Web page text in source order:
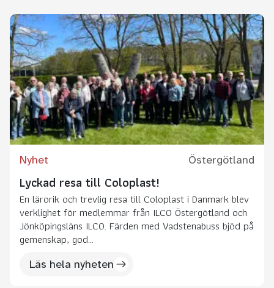
Nyhet Östergötland
Lyckad resa till Coloplast!
En lärorik och trevlig resa till Coloplast i Danmark blev
verklighet för medlemmar från ILCO Östergötland och
Jönköpingsläns ILCO. Färden med Vadstenabuss bjöd på
gemenskap, god...
Läs hela nyheten